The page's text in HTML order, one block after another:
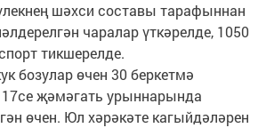
шәхси составы тарафыннан
чаралар үткәрелде, 1050
тикшерелде.
бозулар өчен 30 беркетмә
җәмәгать урыннарында
өчен. Юл хәрәкәте кагыйдәләрен